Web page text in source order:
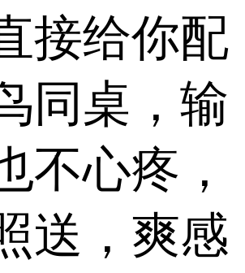
接给你配
同桌，输
不心疼，
送，爽感